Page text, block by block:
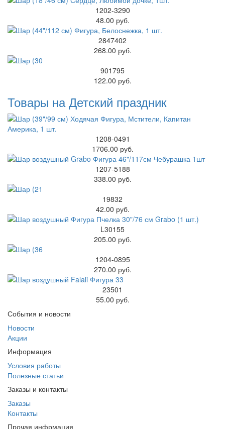
1202-3290
48.00 руб.
2847402
268.00 руб.
901795
122.00 руб.
Товары на Детский праздник
1208-0491
1706.00 руб.
1207-5188
338.00 руб.
19832
42.00 руб.
L30155
205.00 руб.
1204-0895
270.00 руб.
23501
55.00 руб.
События и новости
Новости
Акции
Информация
Условия работы
Полезные статьи
Заказы и контакты
Заказы
Контакты
Прочая инфрмация